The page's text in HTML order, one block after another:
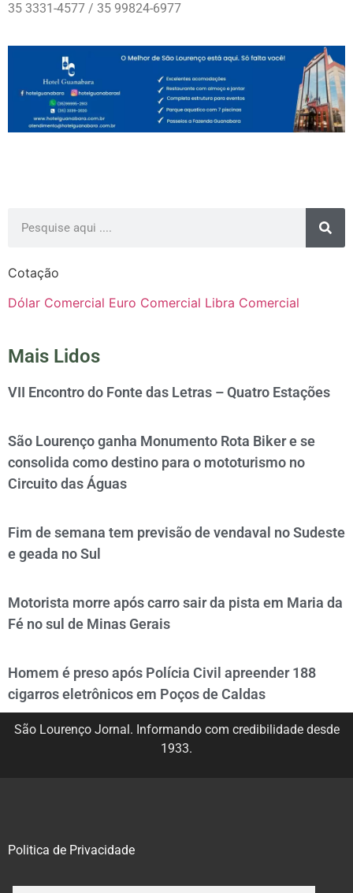
35 3331-4577 / 35 99824-6977
Cotação
Dólar Comercial Euro Comercial Libra Comercial
Mais Lidos
VII Encontro do Fonte das Letras – Quatro Estações
São Lourenço ganha Monumento Rota Biker e se
consolida como destino para o mototurismo no
Circuito das Águas
Fim de semana tem previsão de vendaval no Sudeste
e geada no Sul
Motorista morre após carro sair da pista em Maria da
Fé no sul de Minas Gerais
Homem é preso após Polícia Civil apreender 188
cigarros eletrônicos em Poços de Caldas
São Lourenço Jornal. Informando com credibilidade desde
1933.
Politica de Privacidade